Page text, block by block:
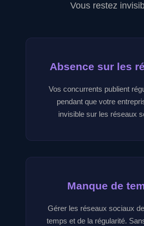
Vous restez
Absence sur les
Vos concurrents publient
pendant que votre
invisible sur les réseaux
Manque de
Gérer les réseaux sociaux
temps et de la régularité.